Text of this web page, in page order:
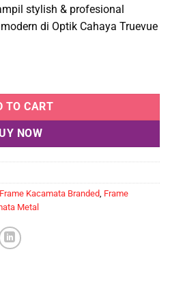
stylish & profesional
di Optik Cahaya Truevue
Platinum quantity
TO CART
NOW
Frame Kacamata Branded, Frame
Metal